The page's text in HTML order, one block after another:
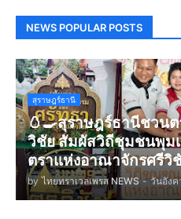
NEWS POPULAR POSTS
สุราษฎร์ธานี
🥚🍳สุราษฎร์ธานีชวน
วิชัย สัมผัสวิถีชุมชนพุมเ
ตราแห่งอาณาจักรศรีวิ
by ไทยทราเวลเพรส NEWS - วันอังค